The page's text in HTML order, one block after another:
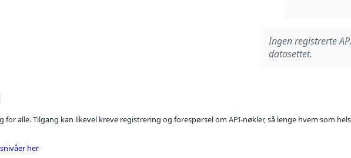
Ingen registrerte
datasettet.
alle. Tilgang kan likevel kreve registrering og forespørsel om API-nøkler, så lenge hvem som
her